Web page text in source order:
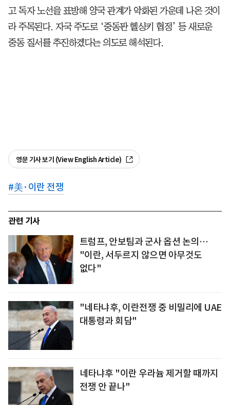
고 독자 노선을 표방해 양국 관계가 악화된 가운데 나온 것이
라 주목된다. 자국 주도로 ‘중동판 헬싱키 협정’ 등 새로운
중동 질서를 추진하겠다는 의도로 해석된다.
영문 기사 보기 (View English Article)
#美·이란 전쟁
관련 기사
트럼프, 안보팀과 군사 옵션 논의…
"이란, 서두르지 않으면 아무것도
없다"
"네타냐후, 이란전쟁 중 비밀리에 UAE
대통령과 회담"
네타냐후 "이란 우라늄 제거할 때까지
전쟁 안 끝나"